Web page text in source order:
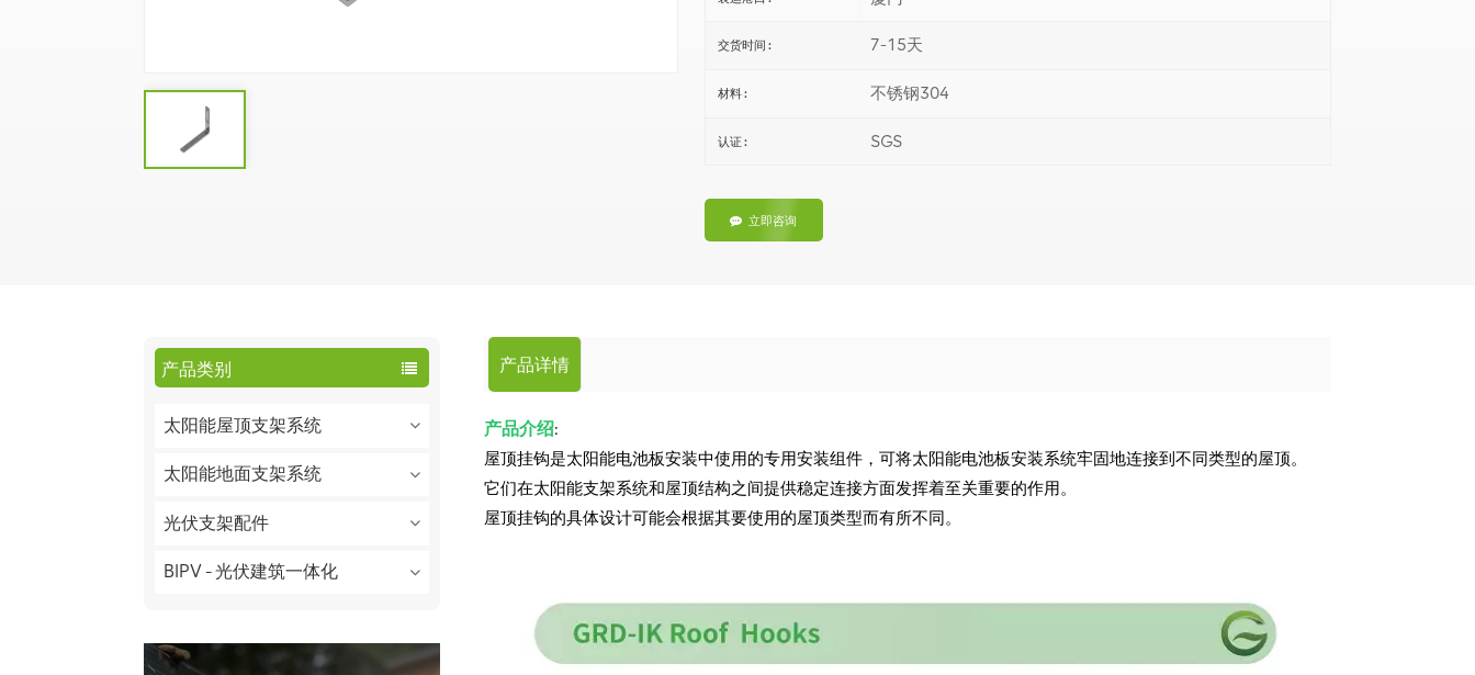
交货时间 : 7-15天
材料 : 不锈钢304
认证 : SGS
立即咨询
产品类别
太阳能屋顶支架系统
太阳能地面支架系统
光伏支架配件
BIPV - 光伏建筑一体化
产品详情
产品介绍:
屋顶挂钩是太阳能电池板安装中使用的专用安装组件，可将太阳能电池板安装系统牢固地连接到不同类型的屋顶。
它们在太阳能支架系统和屋顶结构之间提供稳定连接方面发挥着至关重要的作用。
屋顶挂钩的具体设计可能会根据其要使用的屋顶类型而有所不同。